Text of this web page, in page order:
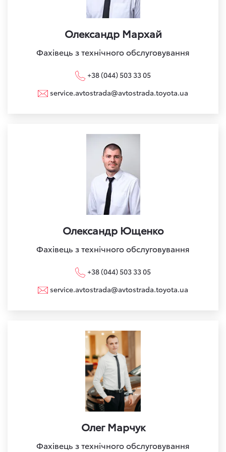
Олександр Мархай
Фахівець з технічного обслуговування
+38 (044) 503 33 05
service.avtostrada@avtostrada.toyota.ua
Олександр Ющенко
Фахівець з технічного обслуговування
+38 (044) 503 33 05
service.avtostrada@avtostrada.toyota.ua
Олег Марчук
Фахівець з технічного обслуговування